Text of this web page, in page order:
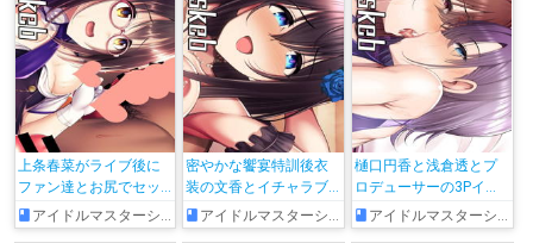
上条春菜がライブ後に
ファン達とお尻でセッ
クスイベント
アイドルマスターシンデレラガールズ
密やかな饗宴特訓後衣
装の文香とイチャラブ
孕ませ初めてえっち
アイドルマスターシンデレラガールズ
樋口円香と浅倉透とプ
ロデューサーの3Pイラ
ストアイドルマスターシャイニーカラーズ